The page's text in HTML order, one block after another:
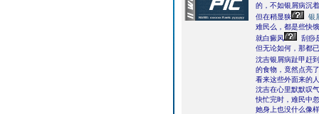
的，不如银屑病沉
但在稍显狭
银
难民么，都是些快
就白癜风
刮痧
但无论如何，那都
沈吉银屑病趾甲赶
的食物，竟然点亮
看来这些外面来的
沈吉在心里默默叹
快忙完时，难民中
她身上也没什么像